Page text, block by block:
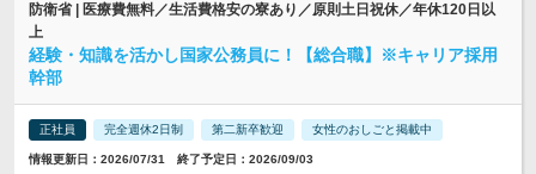
防衛省 | 医療費無料／生活費格安の寮あり／原則土日祝休／年休120日以
上
経験・知識を活かし国家公務員に！【総合職】※キャリア採用
幹部
正社員 完全週休2日制 第二新卒歓迎 女性のおしごと掲載中
情報更新日：2026/07/31 終了予定日：2026/09/03